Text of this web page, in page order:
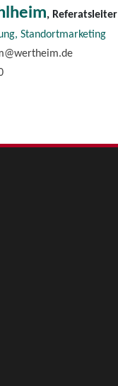
, Referatsleiter
Standortmarketing